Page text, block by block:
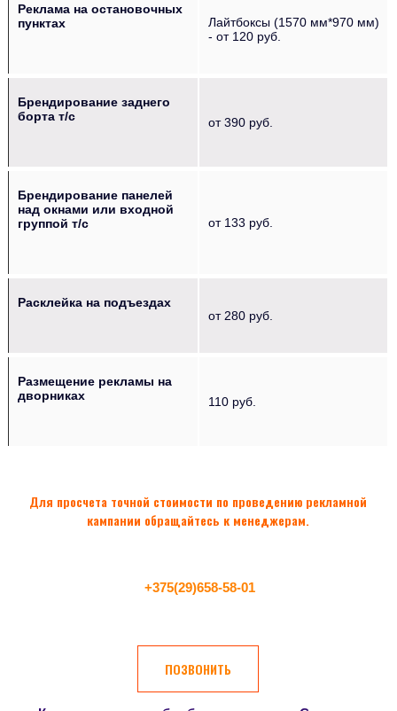
Реклама на остановочных
пунктах
Лайтбоксы (1570 мм*970 мм)
- от 120 руб.
Брендирование заднего
борта т/с
от 390 руб.
Брендирование панелей
над окнами или входной
группой т/с
от 133 руб.
Расклейка на подъездах
от 280 руб.
Размещение рекламы на
дворниках
110 руб.
Для просчета точной стоимости по проведению рекламной
кампании обращайтесь к менеджерам.
+375(29)658-58-01
ПОЗВОНИТЬ